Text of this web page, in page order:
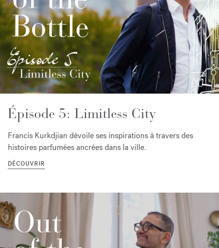
Épisode 5: Limitless City
Francis Kurkdjian dévoile ses inspirations à travers des
histoires parfumées ancrées dans la ville.
DÉCOUVRIR